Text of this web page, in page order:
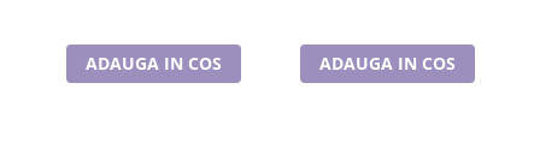
Cadouri pentru Sfânta Maria
MartisoareADAUGA IN COS ADAUGA IN COS